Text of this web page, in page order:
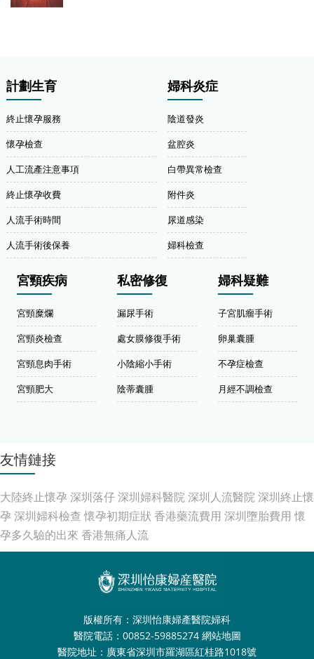
計劃生育
終止懷孕服務
懷孕檢查
人工流產注意事項
終止懷孕收費
人流手術時間
人流手術後保養
婦科炎症
陰道發炎
盆腔炎
白帶異常檢查
附件炎
尿道感染
婦科檢查
宮頸疾病
宮頸糜爛
宮頸炎檢查
宮頸息肉手術
宮頸肥大
私密修復
漏尿手術
處女膜修復手術
小陰縮小手術
陰蒂囊腫
婦科疑難
子宮肌瘤手術
卵巢囊腫
不孕症檢查
月經不調檢查
友情鏈接
大陸終止懷孕 深圳落仔深圳婦科醫院深圳人流醫院深圳終止懷
孕 深圳婦科檢查 懷孕初期症狀 香港藥流費用 深圳墮胎費用 懷
孕多久驗的出來 香港無痛人流
版權所有：深圳怡康婦產醫院婦科
醫院電話：00852-59885274 網站地圖
醫院地址：廣東省深圳市羅湖區紅桂路1018號